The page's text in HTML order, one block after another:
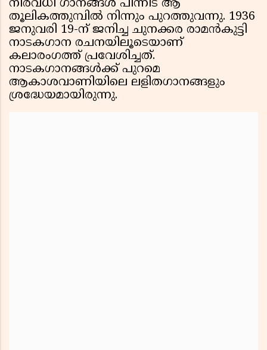
നിരവധി ഗാനങ്ങൾ പിന്നീട് ആ
തൂലികത്തുമ്പിൽ നിന്നും പുറത്തുവന്നു. 1936
ജനുവരി 19-ന് ജനിച്ച ചുനക്കര രാമൻകുട്ടി
നാടകഗാന രചനയിലൂടെയാണ്
കലാരംഗത്ത് പ്രവേശിച്ചത്.
നാടകഗാനങ്ങൾക്ക് പുറമെ
ആകാശവാണിയിലെ ലളിതഗാനങ്ങളും
ശ്രദ്ധേയമായിരുന്നു.